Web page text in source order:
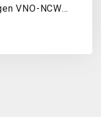
VNO-NCW